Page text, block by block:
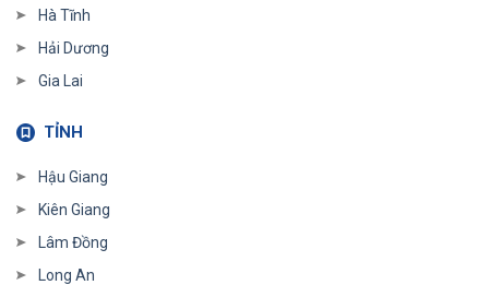
Hà Tĩnh
Hải Dương
Gia Lai
TỈNH
Hậu Giang
Kiên Giang
Lâm Đồng
Long An